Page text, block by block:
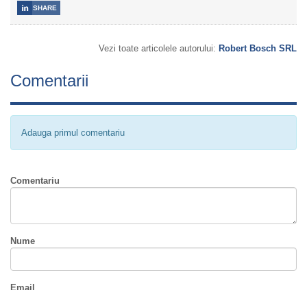
 SHARE
Vezi toate articolele autorului: Robert Bosch SRL
Comentarii
Adauga primul comentariu
Comentariu
Nume
Email